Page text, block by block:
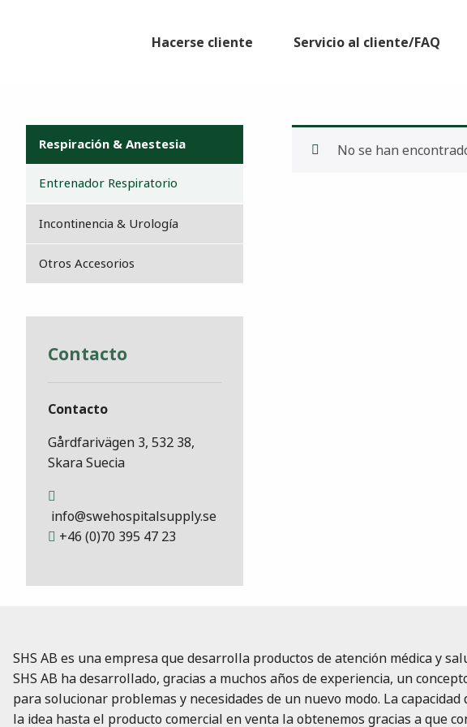
Hacerse cliente Servicio al cliente/FAQ
Respiración & Anestesia
Entrenador Respiratorio
Incontinencia & Urología
Otros Accesorios
Contacto
Contacto
Gårdfarivägen 3, 532 38,
Skara Suecia
info@swehospitalsupply.se
+46 (0)70 395 47 23
No se han
SHS AB es una empresa que desarrolla productos de atención médica y
SHS AB ha desarrollado, gracias a muchos años de experiencia, un
para solucionar problemas y necesidades de un nuevo modo. La capacidad
la idea hasta el producto comercial en venta la obtenemos gracias a que